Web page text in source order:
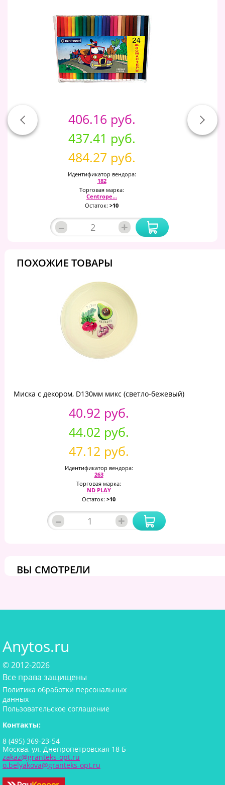
406.16 руб.
437.41 руб.
484.27 руб.
Идентификатор вендора:
182
Торговая марка:
Centrope...
Остаток: >10
– +
ПОХОЖИЕ ТОВАРЫ
Миска с декором, D130мм микс (светло-бежевый)
40.92 руб.
44.02 руб.
47.12 руб.
Идентификатор вендора:
263
Торговая марка:
ND PLAY
Остаток: >10
– +
ВЫ СМОТРЕЛИ
Anytos.ru
© 2012-2026
Все права защищены
Политика обработки персональных
данных
Пользовательское соглашение
Контакты:
8 (495) 369-23-54
Москва, ул. Днепропетровская 18 Б
zakaz@granteks-opt.ru
o.belyakova@granteks-opt.ru